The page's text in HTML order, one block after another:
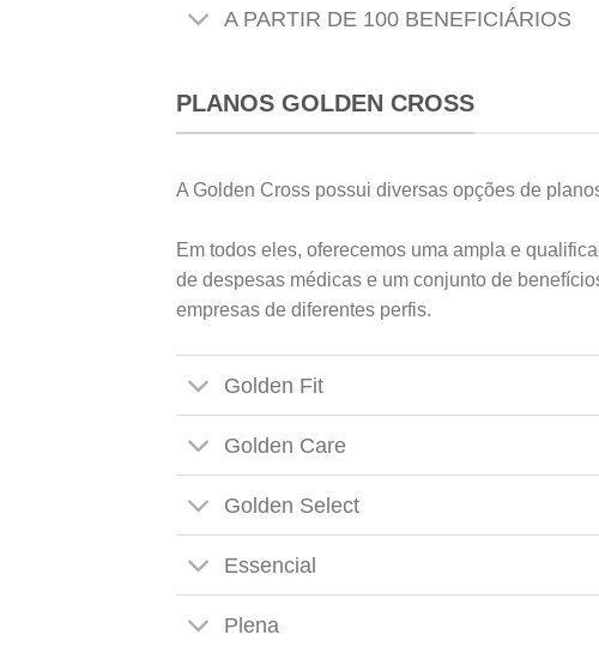
A PARTIR DE 100 BENEFICIÁRIOS
PLANOS GOLDEN CROSS
A Golden Cross possui diversas opções de
Em todos eles, oferecemos uma ampla e
de despesas médicas e um conjunto de
empresas de diferentes perfis.
Golden Fit
Golden Care
Golden Select
Essencial
Plena